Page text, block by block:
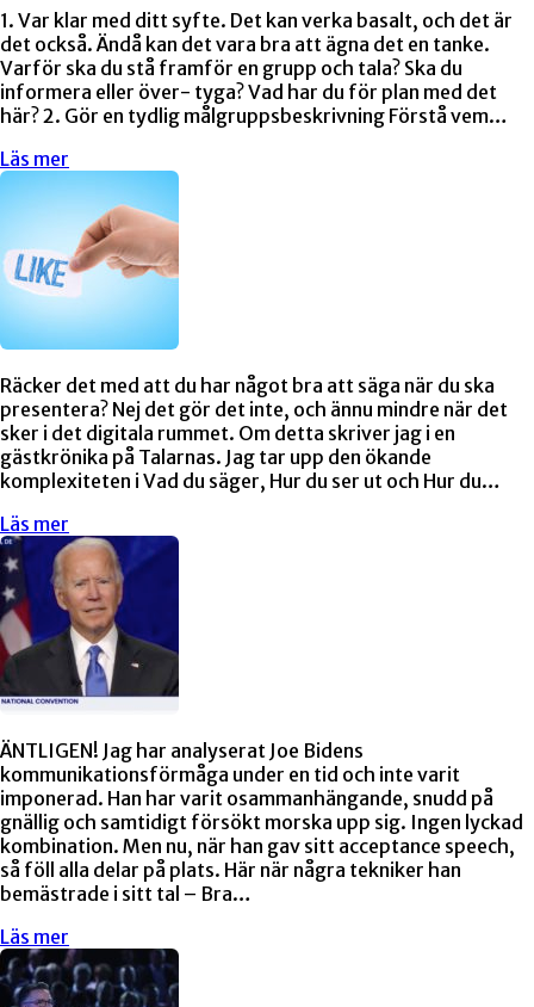
1. Var klar med ditt syfte. Det kan verka basalt, och det är
det också. Ändå kan det vara bra att ägna det en tanke.
Varför ska du stå framför en grupp och tala? Ska du
informera eller över- tyga? Vad har du för plan med det
här? 2. Gör en tydlig målgruppsbeskrivning Förstå vem…
Läs mer
Räcker det med att du har något bra att säga när du ska
presentera? Nej det gör det inte, och ännu mindre när det
sker i det digitala rummet. Om detta skriver jag i en
gästkrönika på Talarnas. Jag tar upp den ökande
komplexiteten i Vad du säger, Hur du ser ut och Hur du…
Läs mer
ÄNTLIGEN! Jag har analyserat Joe Bidens
kommunikationsförmåga under en tid och inte varit
imponerad. Han har varit osammanhängande, snudd på
gnällig och samtidigt försökt morska upp sig. Ingen lyckad
kombination. Men nu, när han gav sitt acceptance speech,
så föll alla delar på plats. Här när några tekniker han
bemästrade i sitt tal – Bra…
Läs mer